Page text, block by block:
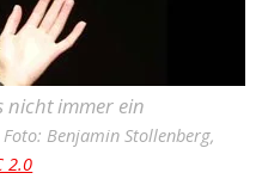
nicht immer ein
Benjamin Stollenberg,
2.0